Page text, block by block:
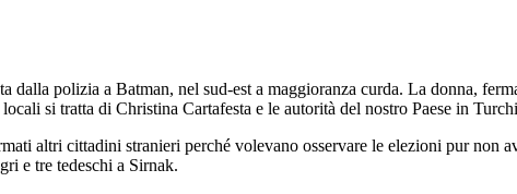
polizia a Batman, nel sud-est a maggioranza curda. La donna,
si tratta di Christina Cartafesta e le autorità del nostro Paese in
altri cittadini stranieri perché volevano osservare le elezioni pur non
e tre tedeschi a Sirnak.